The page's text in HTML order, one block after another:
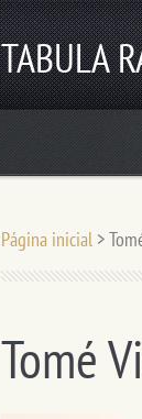
TABULA
Página inicial >
Tomé